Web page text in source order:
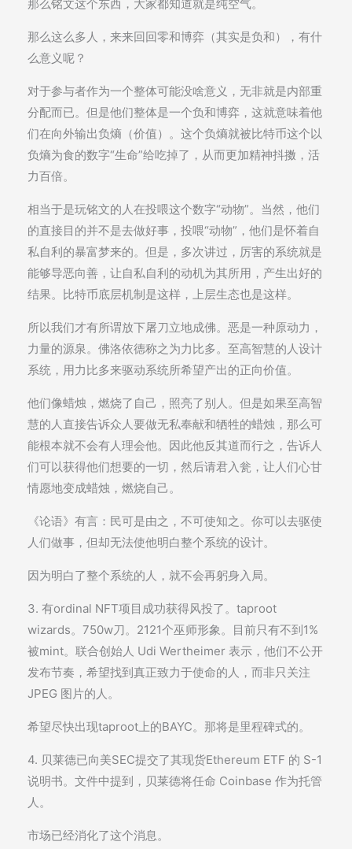
那么铭文这个东西，大家都知道就是纯空气。
那么这么多人，来来回回零和博弈（其实是负和），有什
么意义呢？
对于参与者作为一个整体可能没啥意义，无非就是内部重
分配而已。但是他们整体是一个负和博弈，这就意味着他
们在向外输出负熵（价值）。这个负熵就被比特币这个以
负熵为食的数字“生命”给吃掉了，从而更加精神抖擞，活
力百倍。
相当于是玩铭文的人在投喂这个数字“动物”。当然，他们
的直接目的并不是去做好事，投喂“动物”，他们是怀着自
私自利的暴富梦来的。但是，多次讲过，厉害的系统就是
能够导恶向善，让自私自利的动机为其所用，产生出好的
结果。比特币底层机制是这样，上层生态也是这样。
所以我们才有所谓放下屠刀立地成佛。恶是一种原动力，
力量的源泉。佛洛依德称之为力比多。至高智慧的人设计
系统，用力比多来驱动系统所希望产出的正向价值。
他们像蜡烛，燃烧了自己，照亮了别人。但是如果至高智
慧的人直接告诉众人要做无私奉献和牺牲的蜡烛，那么可
能根本就不会有人理会他。因此他反其道而行之，告诉人
们可以获得他们想要的一切，然后请君入瓮，让人们心甘
情愿地变成蜡烛，燃烧自己。
《论语》有言：民可是由之，不可使知之。你可以去驱使
人们做事，但却无法使他明白整个系统的设计。
因为明白了整个系统的人，就不会再躬身入局。
3. 有ordinal NFT项目成功获得风投了。taproot
wizards。750w刀。2121个巫师形象。目前只有不到1%
被mint。联合创始人 Udi Wertheimer 表示，他们不公开
发布节奏，希望找到真正致力于使命的人，而非只关注
JPEG 图片的人。
希望尽快出现taproot上的BAYC。那将是里程碑式的。
4. 贝莱德已向美SEC提交了其现货Ethereum ETF 的 S-1
说明书。文件中提到，贝莱德将任命 Coinbase 作为托管
人。
市场已经消化了这个消息。